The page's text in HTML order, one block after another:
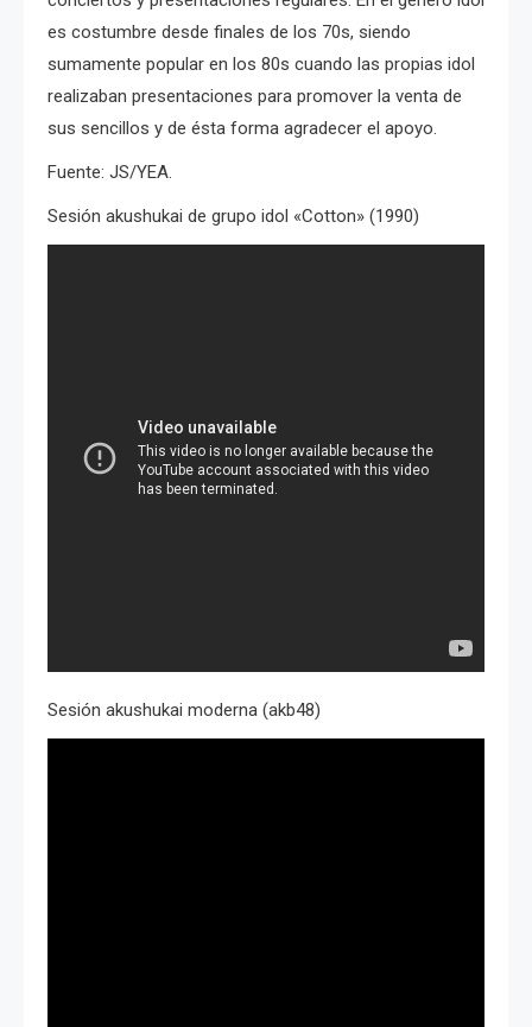
es costumbre desde finales de los 70s, siendo
sumamente popular en los 80s cuando las propias idol
realizaban presentaciones para promover la venta de
sus sencillos y de ésta forma agradecer el apoyo.
Fuente: JS/YEA.
Sesión akushukai de grupo idol «Cotton» (1990)
Sesión akushukai moderna (akb48)